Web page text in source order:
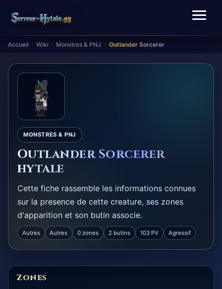
Accueil › Wiki › Monstres & PNJ › Outlander Sorcerer
MONSTRES & PNJ
Outlander Sorcerer
hytale
Cette fiche rassemble les informations connues
sur la presence de cette creature, ses zones
d'apparition et son butin associe.
Autres Autres 0 zones 2 butins 103 PV Agressif
Zones